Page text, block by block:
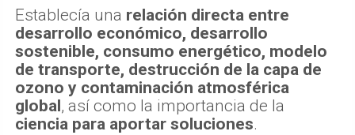
Establecía una relación directa entre
desarrollo económico, desarrollo
sostenible, consumo energético, modelo
de transporte, destrucción de la capa de
ozono y contaminación atmosférica
global, así como la importancia de la
ciencia para aportar soluciones.